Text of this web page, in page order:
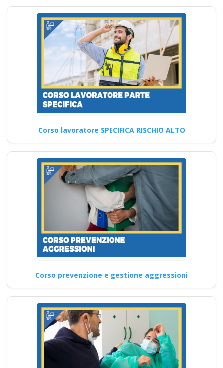
garantire la
sicurezza sul lavoro
nel 2025 Nuovo
accordo stato
regioni 2025 parte
base generale haccp
prima seconda
Datori di Lavoro con
compiti di RSPP (DL
SPP) Corsi DLSPP
gratuiti gratis crediti
formazione
preventivo impresa
edile agricola
Formatore sicurezza:
cps cse rischi
specifici basso
medio alto
antincendio primo
coordinatore rls rls
tecnico prevenzione
pes pei pav
Aggiornamento obbligatorio
per il datore di lavoro: i nuovi
corsi RSPP del…
Corso lavoratore SPECIFICA RISCHIO ALTO
Corso prevenzione e gestione aggressioni